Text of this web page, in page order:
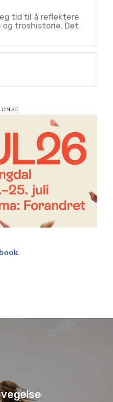
tid til å reflektere
og troshistorie. Det
.